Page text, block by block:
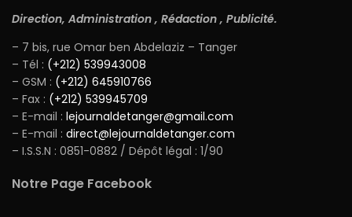
Direction, Administration , Rédaction , Publicité.
– 7 bis, rue Omar ben Abdelaziz – Tanger
– Tél : (+212) 539943008
– GSM : (+212) 645910766
– Fax : (+212) 539945709
– E-mail : lejournaldetanger@gmail.com
– E-mail : direct@lejournaldetanger.com
– I.S.S.N : 0851-0882 / Dépôt légal : 1/90
Notre Page Facebook